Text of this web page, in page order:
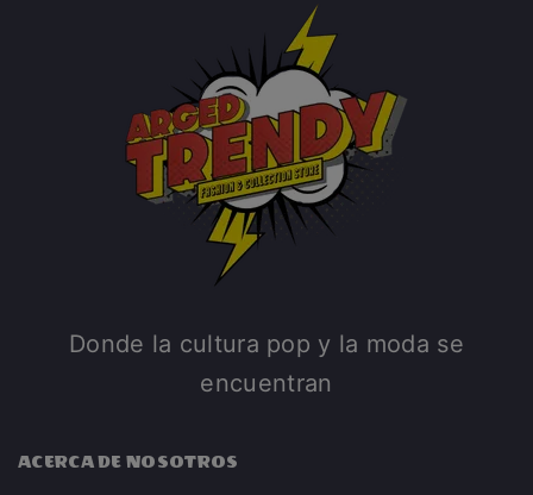
Donde la cultura pop y la moda se
encuentran
ACERCA DE NOSOTROS